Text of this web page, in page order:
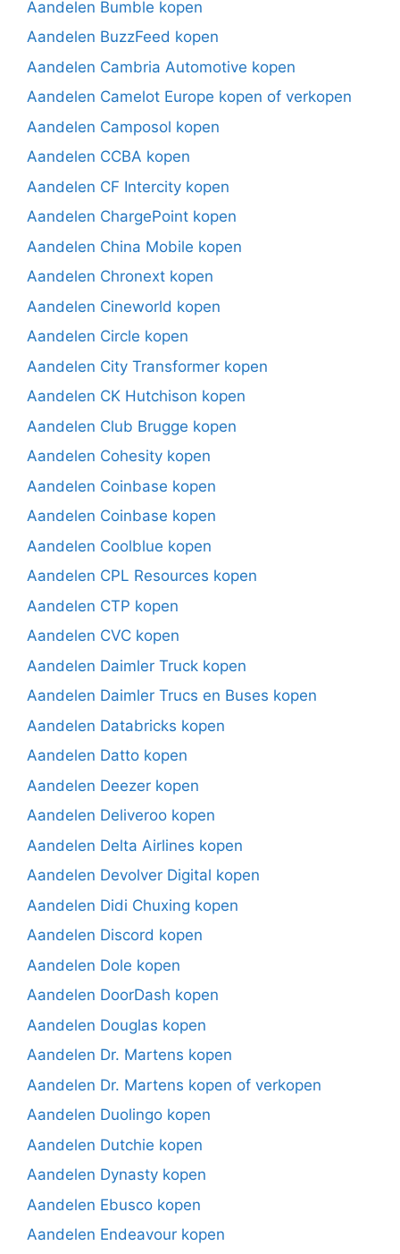
Aandelen Bumble kopen
Aandelen BuzzFeed kopen
Aandelen Cambria Automotive kopen
Aandelen Camelot Europe kopen of verkopen
Aandelen Camposol kopen
Aandelen CCBA kopen
Aandelen CF Intercity kopen
Aandelen ChargePoint kopen
Aandelen China Mobile kopen
Aandelen Chronext kopen
Aandelen Cineworld kopen
Aandelen Circle kopen
Aandelen City Transformer kopen
Aandelen CK Hutchison kopen
Aandelen Club Brugge kopen
Aandelen Cohesity kopen
Aandelen Coinbase kopen
Aandelen Coinbase kopen
Aandelen Coolblue kopen
Aandelen CPL Resources kopen
Aandelen CTP kopen
Aandelen CVC kopen
Aandelen Daimler Truck kopen
Aandelen Daimler Trucs en Buses kopen
Aandelen Databricks kopen
Aandelen Datto kopen
Aandelen Deezer kopen
Aandelen Deliveroo kopen
Aandelen Delta Airlines kopen
Aandelen Devolver Digital kopen
Aandelen Didi Chuxing kopen
Aandelen Discord kopen
Aandelen Dole kopen
Aandelen DoorDash kopen
Aandelen Douglas kopen
Aandelen Dr. Martens kopen
Aandelen Dr. Martens kopen of verkopen
Aandelen Duolingo kopen
Aandelen Dutchie kopen
Aandelen Dynasty kopen
Aandelen Ebusco kopen
Aandelen Endeavour kopen